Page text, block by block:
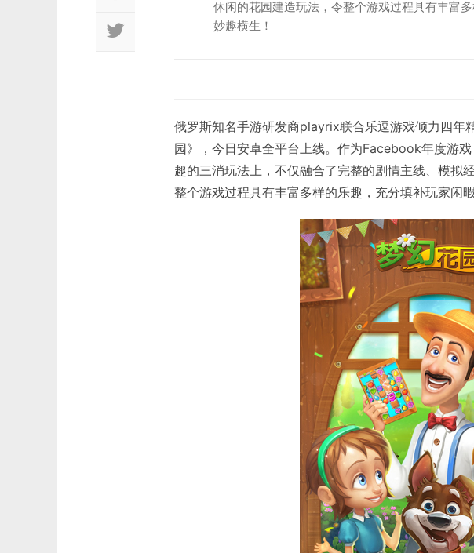
休闲的花园建造玩法，令整个游戏过程具有丰富
妙趣横生！
俄罗斯知名手游研发商playrix联合乐逗游戏倾力四年
园》，今日安卓全平台上线。作为Facebook年度游
趣的三消玩法上，不仅融合了完整的剧情主线、模拟
整个游戏过程具有丰富多样的乐趣，充分填补玩家闲